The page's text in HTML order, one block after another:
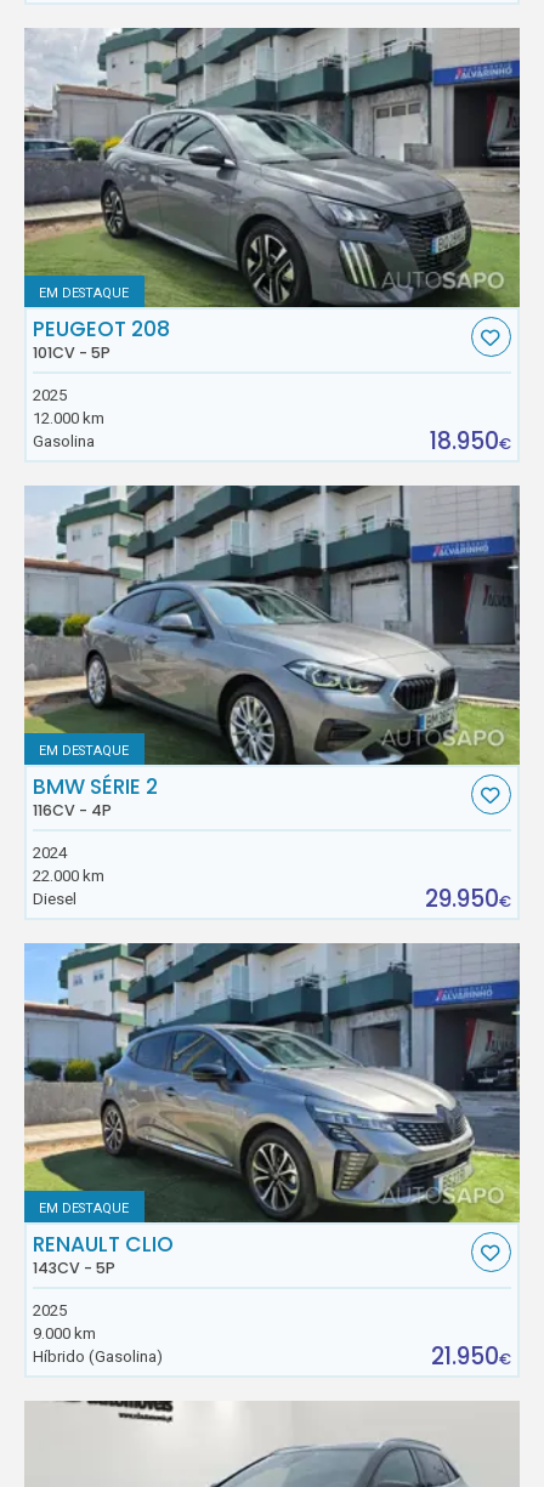
EM DESTAQUE
PEUGEOT 208
101CV - 5P
2025
12.000 km
Gasolina
18.950€
EM DESTAQUE
BMW SÉRIE 2
116CV - 4P
2024
22.000 km
Diesel
29.950€
EM DESTAQUE
RENAULT CLIO
143CV - 5P
2025
9.000 km
Híbrido (Gasolina)
21.950€